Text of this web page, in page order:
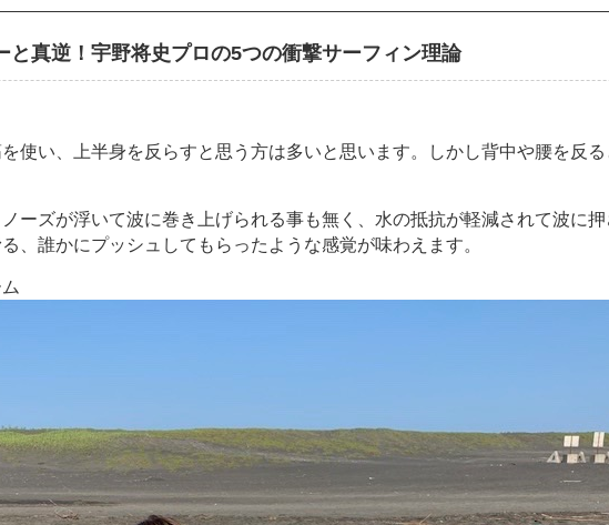
と真逆！宇野将史プロの5つの衝撃サーフィン理論
使い、上半身を反らすと思う方は多いと思います。しかし背中や腰を反
ーズが浮いて波に巻き上げられる事も無く、水の抵抗が軽減されて波に
、誰かにプッシュしてもらったような感覚が味わえます。